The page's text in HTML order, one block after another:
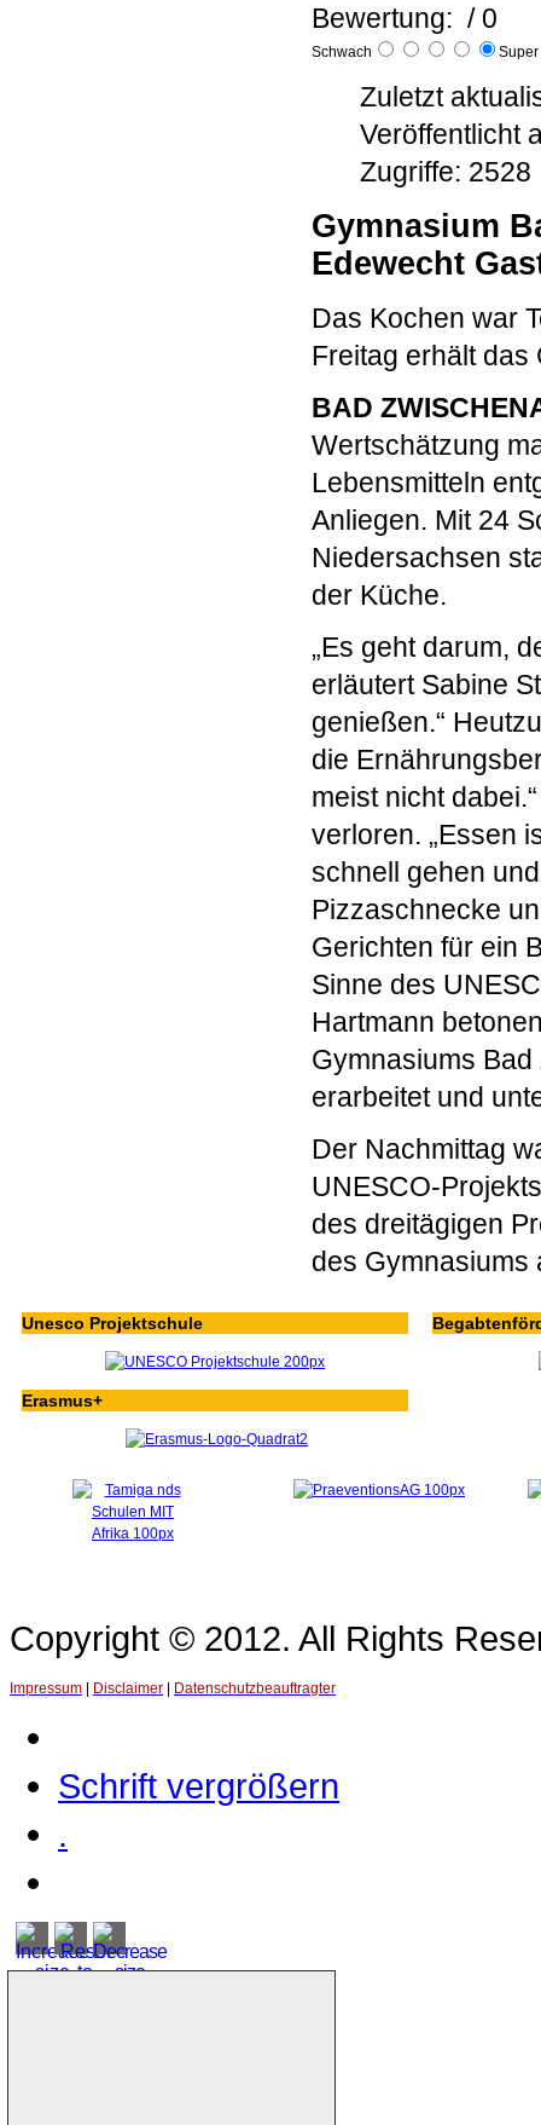
Bewertung: / 0
Schwach Super
Zuletzt
Veröffentlicht
Zugriffe: 2528
Gymnasium
Edewecht
Das Kochen war
Freitag erhält das
BAD
Wertschätzung
Lebensmitteln
Anliegen. Mit 24
Niedersachsen
der Küche.
„Es geht darum,
erläutert Sabine
genießen.“
die
meist nicht
verloren. „Essen
schnell gehen
Pizzaschnecke
Gerichten für ein
Sinne des
Hartmann
Gymnasiums
erarbeitet und
Der Nachmittag
UNESCO-
des dreitägigen
des Gymnasiums
Unesco Projektschule
Erasmus+
Copyright © 2012. All Rights
Impressum Disclaimer Datenschutzbeauftragter
Schrift vergrößern
.